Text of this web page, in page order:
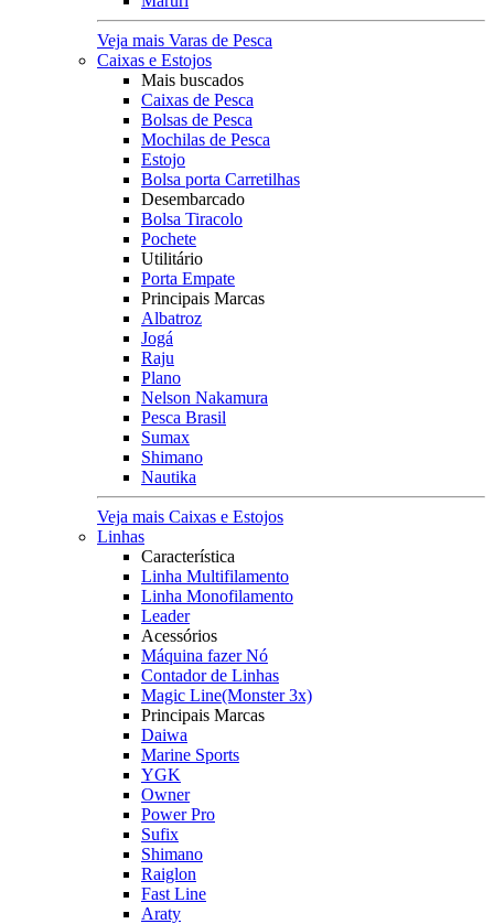
Veja mais Varas de Pesca
Caixas e Estojos
Mais buscados
Caixas de Pesca
Bolsas de Pesca
Mochilas de Pesca
Estojo
Bolsa porta Carretilhas
Desembarcado
Bolsa Tiracolo
Pochete
Utilitário
Porta Empate
Principais Marcas
Albatroz
Jogá
Raju
Plano
Nelson Nakamura
Pesca Brasil
Sumax
Shimano
Nautika
Veja mais Caixas e Estojos
Linhas
Característica
Linha Multifilamento
Linha Monofilamento
Leader
Acessórios
Máquina fazer Nó
Contador de Linhas
Magic Line(Monster 3x)
Principais Marcas
Daiwa
Marine Sports
YGK
Owner
Power Pro
Sufix
Shimano
Raiglon
Fast Line
Araty